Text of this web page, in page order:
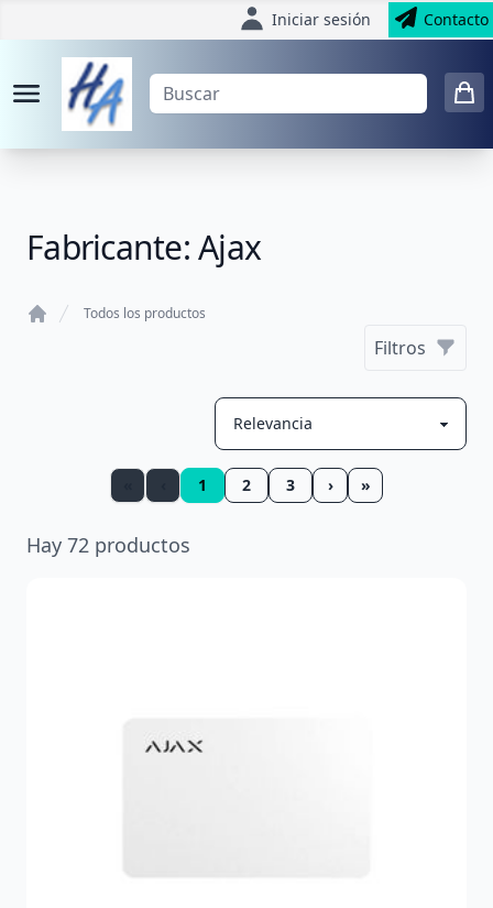
Iniciar sesión Contacto
Fabricante: Ajax
Todos los productos
Filtros
1 2 3 › »
Hay 72 productos